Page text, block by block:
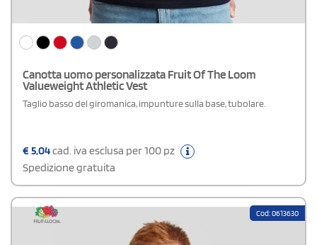
Canotta uomo personalizzata Fruit Of The Loom
Valueweight Athletic Vest
Taglio basso del giromanica, impunture sulla base, tubolare.
€5,04cad. iva esclusa per 100 pz
Spedizione gratuita
Cod: 0613630